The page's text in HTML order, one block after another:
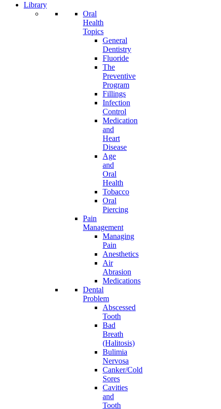
Library
Oral
Health
Topics
General
Dentistry
Fluoride
The
Preventive
Program
Fillings
Infection
Control
Medication
and
Heart
Disease
Age
and
Oral
Health
Tobacco
Oral
Piercing
Pain
Management
Managing
Pain
Anesthetics
Air
Abrasion
Medications
Dental
Problem
Abscessed
Tooth
Bad
Breath
(Halitosis)
Bulimia
Nervosa
Canker/Cold
Sores
Cavities
and
Tooth